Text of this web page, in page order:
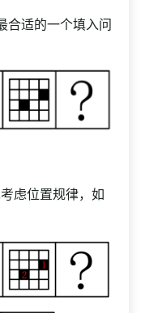
适的一个填入问
虑位置规律，如